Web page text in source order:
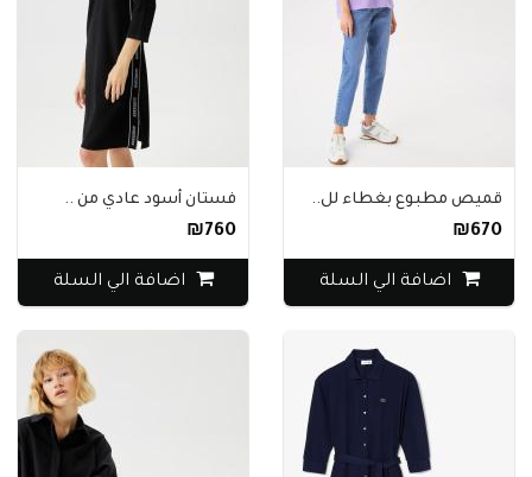
قميص مطبوع بغطاء لل..
₪670
اضافة الي السلة
فستان أسود عادي من ..
₪760
اضافة الي السلة